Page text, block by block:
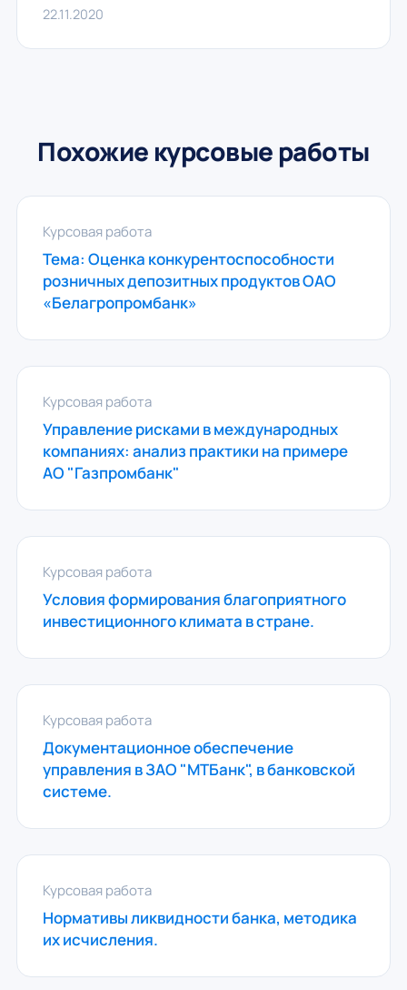
22.11.2020
Похожие курсовые работы
Курсовая работа
Тема: Оценка конкурентоспособности
розничных депозитных продуктов ОАО
«Белагропромбанк»
Курсовая работа
Управление рисками в международных
компаниях: анализ практики на примере
АО "Газпромбанк"
Курсовая работа
Условия формирования благоприятного
инвестиционного климата в стране.
Курсовая работа
Документационное обеспечение
управления в ЗАО "МТБанк", в банковской
системе.
Курсовая работа
Нормативы ликвидности банка, методика
их исчисления.